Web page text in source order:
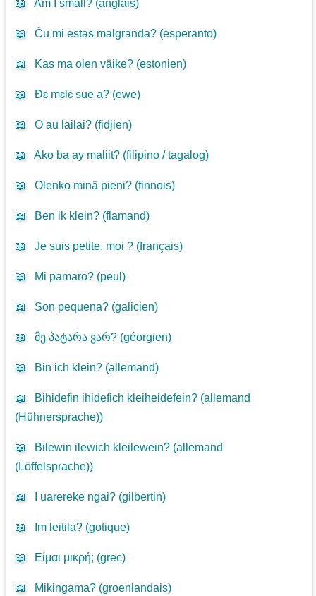
📖 Am I small? (anglais)
📖 Ĉu mi estas malgranda? (esperanto)
📖 Kas ma olen väike? (estonien)
📖 Ðɛ mɛlɛ sue a? (ewe)
📖 O au lailai? (fidjien)
📖 Ako ba ay maliit? (filipino / tagalog)
📖 Olenko minä pieni? (finnois)
📖 Ben ik klein? (flamand)
📖 Je suis petite, moi ? (français)
📖 Mi pamaro? (peul)
📖 Son pequena? (galicien)
📖 მე პატარა ვარ? (géorgien)
📖 Bin ich klein? (allemand)
📖 Bihidefin ihidefich kleiheidefein? (allemand
(Hühnersprache))
📖 Bilewin ilewich kleilewein? (allemand
(Löffelsprache))
📖 I uarereke ngai? (gilbertin)
📖 Im leitila? (gotique)
📖 Είμαι μικρή; (grec)
📖 Mikingama? (groenlandais)